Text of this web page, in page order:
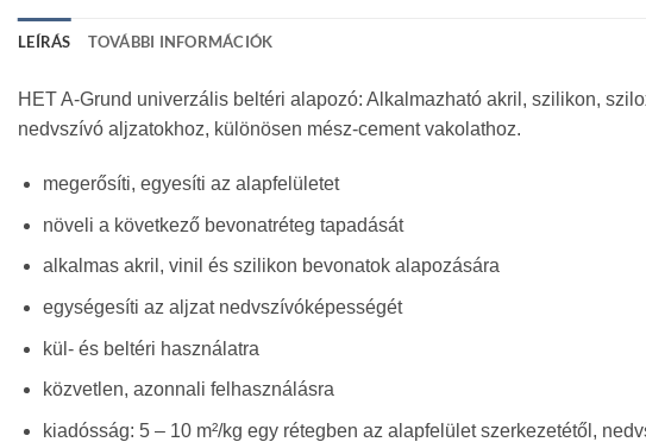
LEÍRÁS TOVÁBBI INFORMÁCIÓK
HET A-Grund univerzális beltéri alapozó: Alkalmazható akril, szilikon,
nedvszívó aljzatokhoz, különösen mész-cement vakolathoz.
megerősíti, egyesíti az alapfelületet
növeli a következő bevonatréteg tapadását
alkalmas akril, vinil és szilikon bevonatok alapozására
egységesíti az aljzat nedvszívóképességét
kül- és beltéri használatra
közvetlen, azonnali felhasználásra
kiadósság: 5 – 10 m²/kg egy rétegben az alapfelület szerkezetétől,